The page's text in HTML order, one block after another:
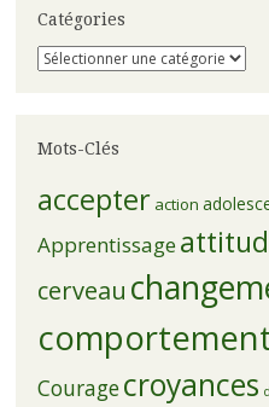
Catégories
Catégories
Mots-Clés
accepter action
Apprentissage
cerveau
Couragecroyances